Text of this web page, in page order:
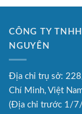
CÔNG TY
NGUYÊN
Địa chỉ trụ sở:
Chí Minh, Việt
(Địa chỉ trước 1/